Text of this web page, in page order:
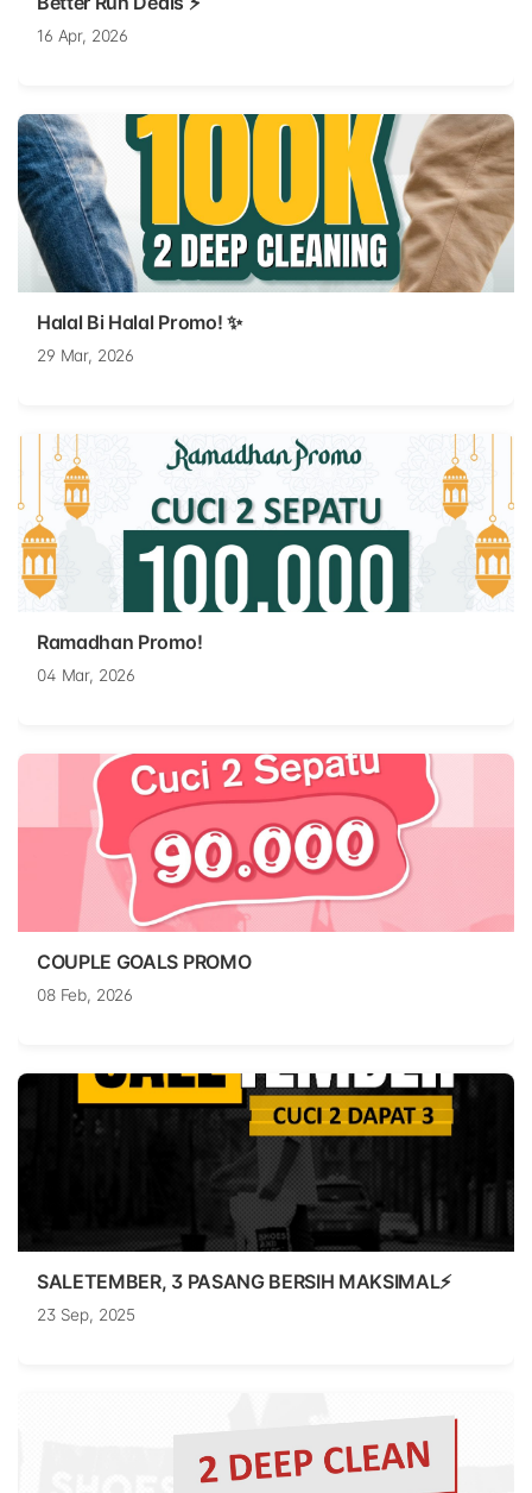
16 Apr, 2026
Halal Bi Halal Promo! ✨
29 Mar, 2026
Ramadhan Promo!
04 Mar, 2026
COUPLE GOALS PROMO
08 Feb, 2026
SALETEMBER, 3 PASANG BERSIH MAKSIMAL⚡
23 Sep, 2025